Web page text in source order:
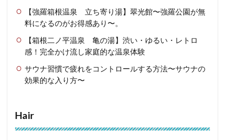
【強羅箱根温泉 立ち寄り湯】翠光館〜強羅公園が無
料になるのがお得感あり〜。
【箱根二ノ平温泉 亀の湯】渋い・ゆるい・レトロ
感！完全かけ流し家庭的な温泉体験
サウナ習慣で疲れをコントロールする方法〜サウナの
効果的な入り方〜
Hair